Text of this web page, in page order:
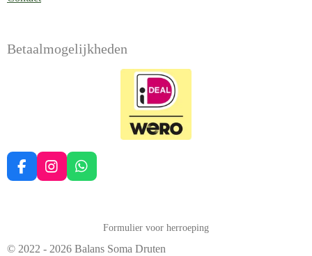
Betaalmogelijkheden
F
a
o
I
n
r
W
h
p
Formulier voor herroeping
© 2022 - 2026 Balans Soma Druten